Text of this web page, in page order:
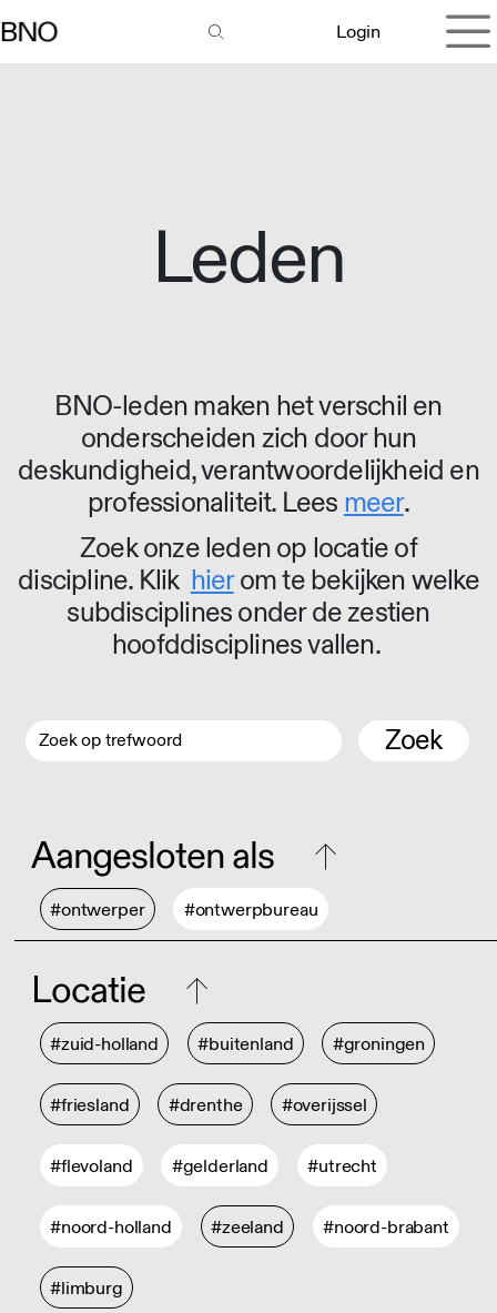
Login
Leden
BNO-leden maken het verschil en
onderscheiden zich door hun
deskundigheid, verantwoordelijkheid en
professionaliteit. Lees meer.
Zoek onze leden op locatie of
discipline. Klik hierom te bekijken welke
subdisciplines onder de zestien
hoofddisciplines vallen.
Zoek
Aangesloten als
#ontwerper #ontwerpbureau
Locatie
#zuid-holland #buitenland #groningen
#friesland #drenthe #overijssel
#flevoland #gelderland #utrecht
#noord-holland #zeeland #noord-brabant
#limburg